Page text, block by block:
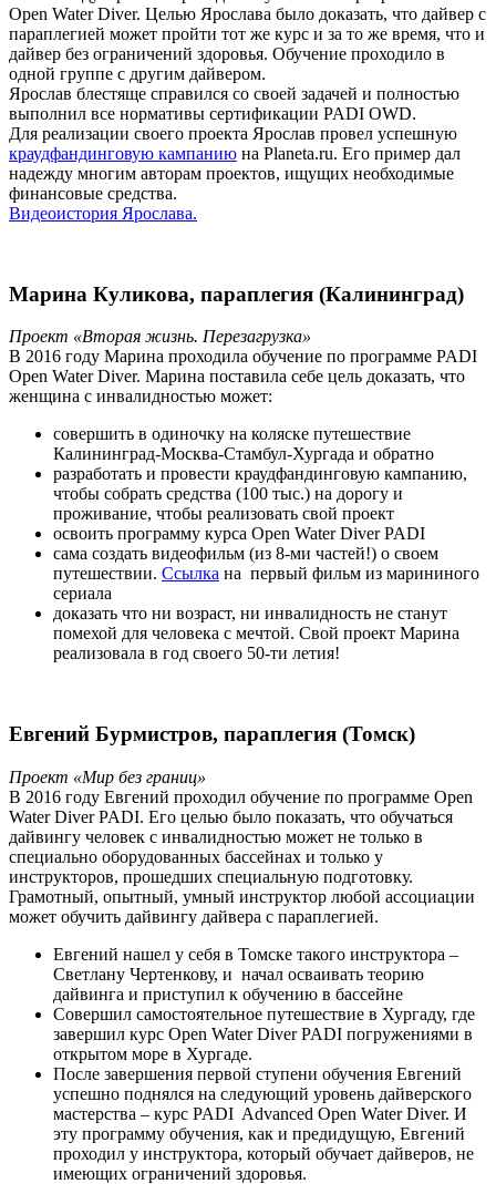
Open Water Diver. Целью Ярослава было доказать, что дайвер с
параплегией может пройти тот же курс и за то же время, что и
дайвер без ограничений здоровья. Обучение проходило в
одной группе с другим дайвером.
Ярослав блестяще справился со своей задачей и полностью
выполнил все нормативы сертификации PADI OWD.
Для реализации своего проекта Ярослав провел успешную
краудфандинговую кампанию на Planeta.ru. Его пример дал
надежду многим авторам проектов, ищущих необходимые
финансовые средства.
Видеоистория Ярослава.
Марина Куликова, параплегия (Калининград)
Проект «Вторая жизнь. Перезагрузка»
В 2016 году Марина проходила обучение по программе PADI
Open Water Diver. Марина поставила себе цель доказать, что
женщина с инвалидностью может:
совершить в одиночку на коляске путешествие
Калининград-Москва-Стамбул-Хургада и обратно
разработать и провести краудфандинговую кампанию,
чтобы собрать средства (100 тыс.) на дорогу и
проживание, чтобы реализовать свой проект
освоить программу курса Open Water Diver PADI
сама создать видеофильм (из 8-ми частей!) о своем
путешествии. Ссылка на первый фильм из марининого
сериала
доказать что ни возраст, ни инвалидность не станут
помехой для человека с мечтой. Свой проект Марина
реализовала в год своего 50-ти летия!
Евгений Бурмистров, параплегия (Томск)
Проект «Мир без границ»
В 2016 году Евгений проходил обучение по программе Open
Water Diver PADI. Его целью было показать, что обучаться
дайвингу человек с инвалидностью может не только в
специально оборудованных бассейнах и только у
инструкторов, прошедших специальную подготовку.
Грамотный, опытный, умный инструктор любой ассоциации
может обучить дайвингу дайвера с параплегией.
Евгений нашел у себя в Томске такого инструктора –
Светлану Чертенкову, и начал осваивать теорию
дайвинга и приступил к обучению в бассейне
Совершил самостоятельное путешествие в Хургаду, где
завершил курс Open Water Diver PADI погружениями в
открытом море в Хургаде.
После завершения первой ступени обучения Евгений
успешно поднялся на следующий уровень дайверского
мастерства – курс PADI Advanced Open Water Diver. И
эту программу обучения, как и предидущую, Евгений
проходил у инструктора, который обучает дайверов, не
имеющих ограничений здоровья.